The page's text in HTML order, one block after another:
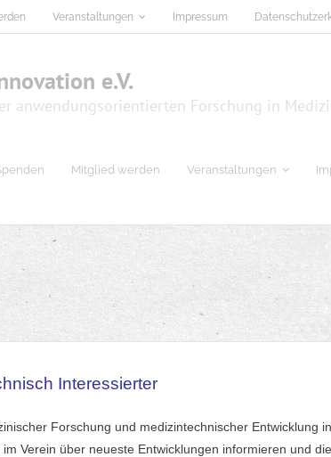
Veranstaltungen Impressum
e.V.
anwendungsorientierten Forschung in
Mitglied werden Veranstaltungen
Interessierter
Forschung und medizintechnischer Entwicklung
Verein über neueste Entwicklungen informieren und